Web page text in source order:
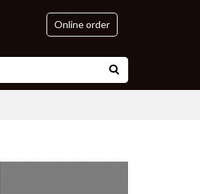
Online order